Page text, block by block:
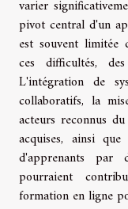
varier
pivot central d'un
est souvent
ces difficultés,
L'intégration de
collaboratifs, la
acteurs reconnus
acquises, ainsi
d'apprenants par
pourraient
formation en ligne